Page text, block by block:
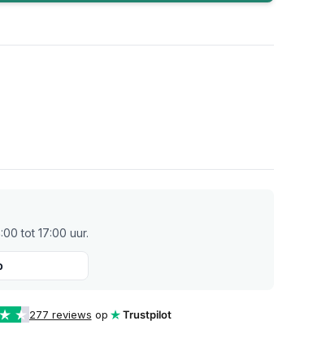
tot 17:00 uur.
277 reviews op Trustpilot